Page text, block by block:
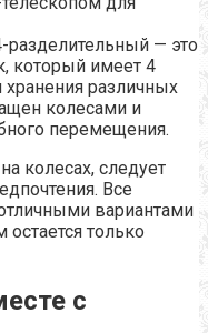
разделительный — это
который имеет 4
различных
колесами и
перемещения.
колесах, следует
Все
вариантами
только
с